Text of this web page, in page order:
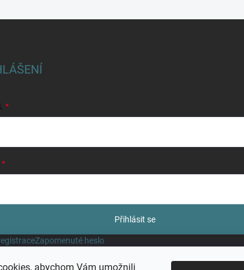
abychom Vám umožnili
Přihlásit se
Zapomenuté heslo